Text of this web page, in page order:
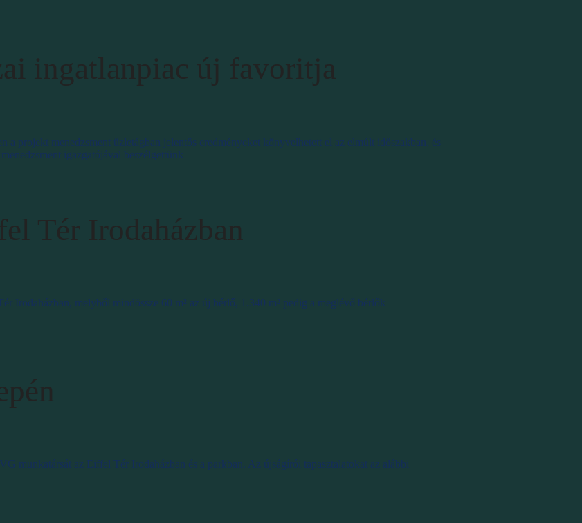
projekt menedzsment üzletágban jelentős eredményeket könyvelhetett el az elmúlt időszakban, és
igazgatójával beszélgettünk
Irodaházban, melyből mindössze 60 m² az új bérlő, 1.340 m² pedig a meglévő bérlők
munkatársát az Eiffel Tér Irodaházban és a parkban. Az újságírói tapasztalatokat az alábbi